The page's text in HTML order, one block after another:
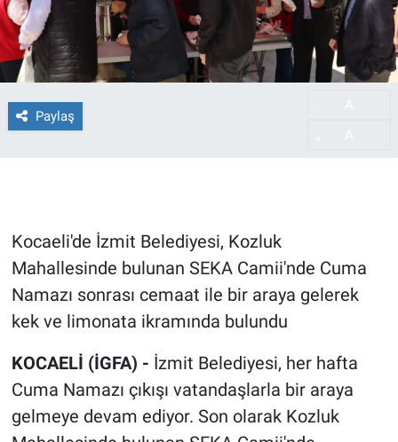
Paylaş
Kocaeli'de İzmit Belediyesi, Kozluk
Mahallesinde bulunan SEKA Camii'nde Cuma
Namazı sonrası cemaat ile bir araya gelerek
kek ve limonata ikramında bulundu
KOCAELİ (İGFA) - İzmit Belediyesi, her hafta
Cuma Namazı çıkışı vatandaşlarla bir araya
gelmeye devam ediyor. Son olarak Kozluk